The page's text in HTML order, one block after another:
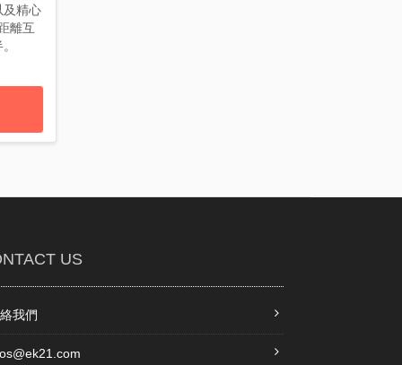
及精心
離互
US
我們